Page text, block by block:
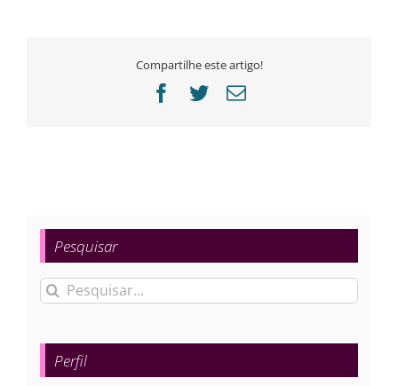
Compartilhe este artigo!
Facebook
Twitter
E-
Pesquisar
Buscar
para:
Perfil